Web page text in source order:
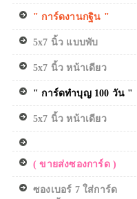
" การ์ดงานกฐิน "
5x7 นิ้ว แบบพับ
5x7 นิ้ว หน้าเดียว
" การ์ดทำบุญ 100 วัน "
5x7 นิ้ว หน้าเดียว
( ขายส่งซองการ์ด )
ซองเบอร์ 7 ใส่การ์ด